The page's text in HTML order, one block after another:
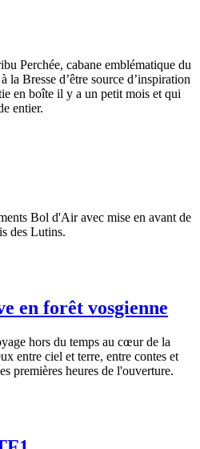
Perchée, cabane emblématique du
la Bresse d’être source d’inspiration
en boîte il y a un petit mois et qui
entier.
Bol d'Air avec mise en avant de
des Lutins.
en forêt vosgienne
hors du temps au cœur de la
entre ciel et terre, entre contes et
premières heures de l'ouverture.